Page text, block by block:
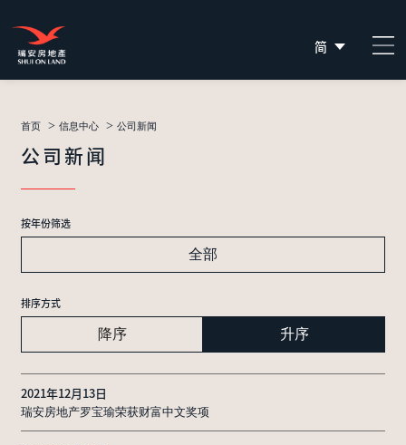
简
EN
首页 > 信息中心 > 公司新闻
公司新闻
按年份筛选
全部
排序方式
降序 升序
2021年12月13日
瑞安房地产罗宝瑜荣获财富中文奖项